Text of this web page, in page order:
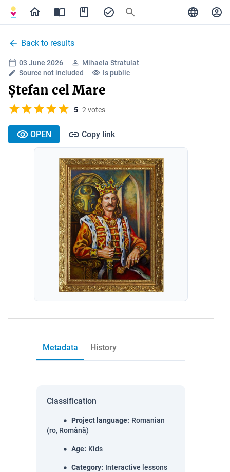
Back to results
03 June 2026
Mihaela Stratulat
Source not included
Is public
Ștefan cel Mare
5 2 votes
OPEN Copy link
Metadata History
Classification
Project language: Romanian
(ro, Română)
Age: Kids
Category: Interactive lessons